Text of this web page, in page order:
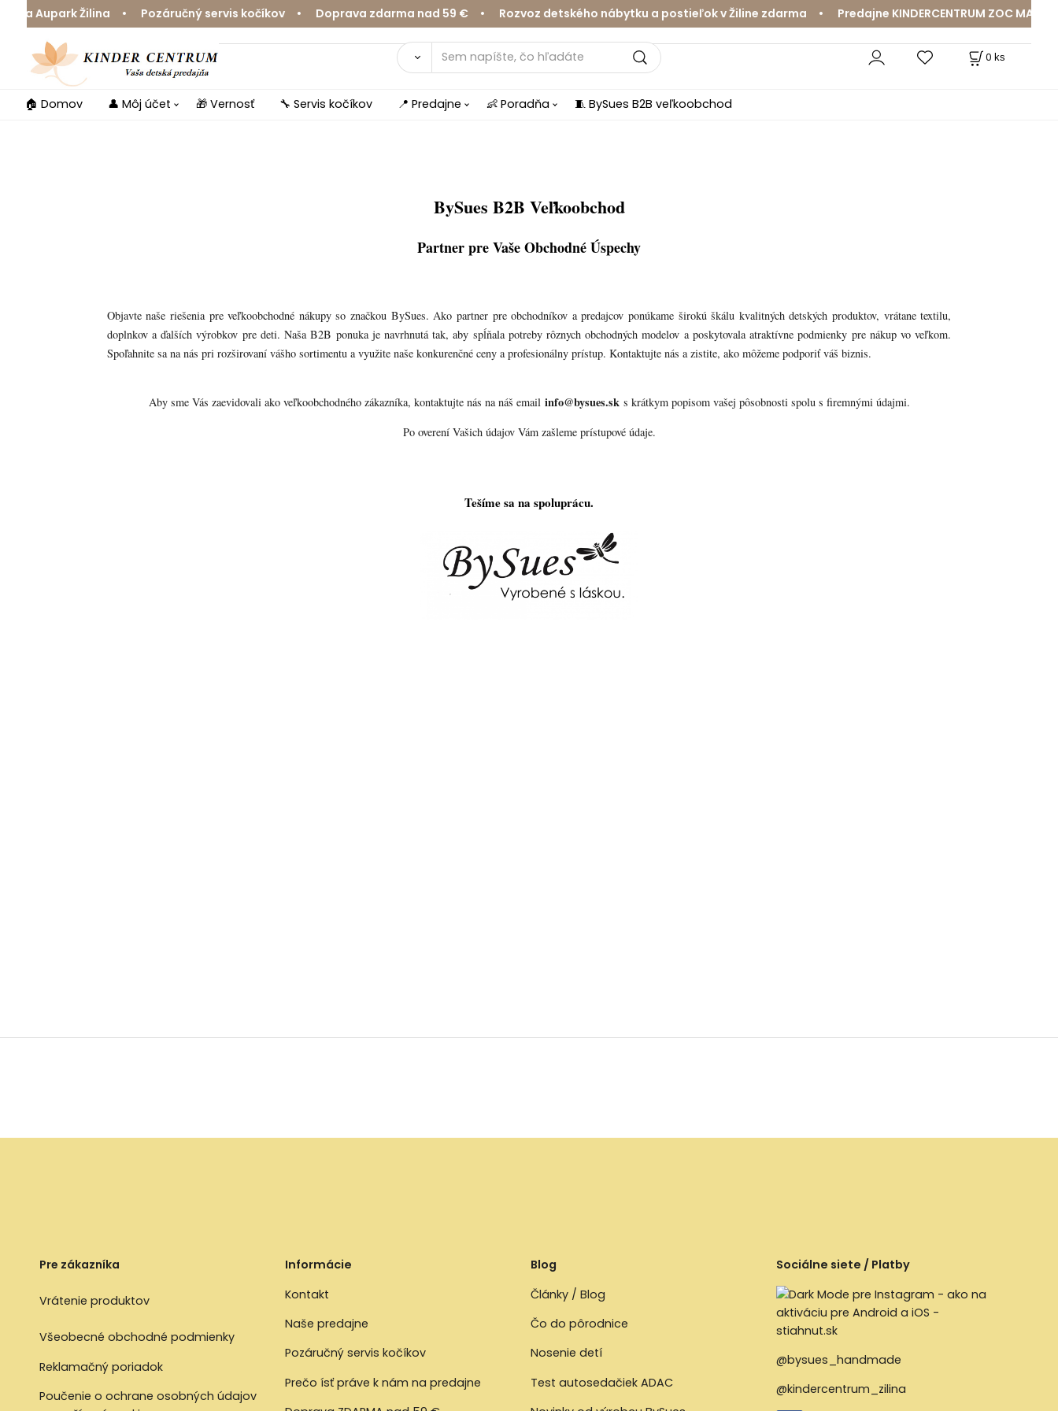
Aupark Žilina • Pozáručný servis kočíkov • Doprava zdarma nad 59 € • Rozvoz detského nábytku a postieľok v Žiline zdarma • Predajne KINDERCENTRUM ZOC MAX a
0 ks
🏠 Domov 👤 Môj účet 🎁 Vernosť 🔧 Servis kočíkov 📍 Predajne 👶 Poradňa 🧵 BySues B2B veľkoobchod
BySues B2B Veľkoobchod
Partner pre Vaše Obchodné Úspechy
Objavte naše riešenia pre veľkoobchodné nákupy so značkou BySues. Ako partner pre obchodníkov a predajcov ponúkame širokú škálu kvalitných detských produktov, vrátane textilu,
doplnkov a ďalších výrobkov pre deti. Naša B2B ponuka je navrhnutá tak, aby spĺňala potreby rôznych obchodných modelov a poskytovala atraktívne podmienky pre nákup vo veľkom.
Spoľahnite sa na nás pri rozširovaní vášho sortimentu a využite naše konkurenčné ceny a profesionálny prístup. Kontaktujte nás a zistite, ako môžeme podporiť váš biznis.
Aby sme Vás zaevidovali ako veľkoobchodného zákazníka, kontaktujte nás na náš email info@bysues.sk s krátkym popisom vašej pôsobnosti spolu s firemnými údajmi.
Po overení Vašich údajov Vám zašleme prístupové údaje.
Tešíme sa na spoluprácu.
Pre zákazníka
Vrátenie produktov
Všeobecné obchodné podmienky
Reklamačný poriadok
Poučenie o ochrane osobných údajov
Informácie
Kontakt
Naše predajne
Pozáručný servis kočíkov
Prečo ísť práve k nám na predajne
Blog
Články / Blog
Čo do pôrodnice
Nosenie detí
Test autosedačiek ADAC
Sociálne siete / Platby
@bysues_handmade
@kindercentrum_zilina